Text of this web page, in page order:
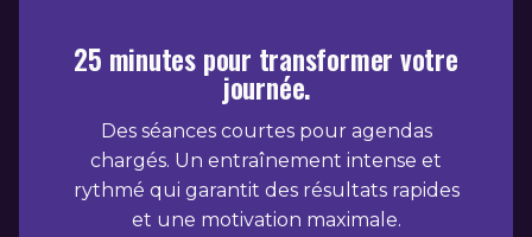
25 minutes pour transformer votre
journée.
Des séances courtes pour agendas
chargés. Un entraînement intense et
rythmé qui garantit des résultats rapides
et une motivation maximale.